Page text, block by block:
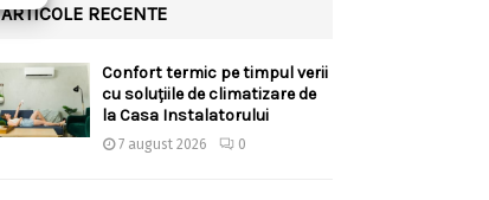
ARTICOLE RECENTE
Confort termic pe timpul verii
cu soluțiile de climatizare de
la Casa Instalatorului
7 august 2026 0